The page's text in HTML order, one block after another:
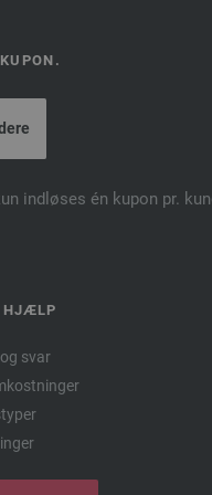
indløses én kupon pr.
HJÆLP
svar